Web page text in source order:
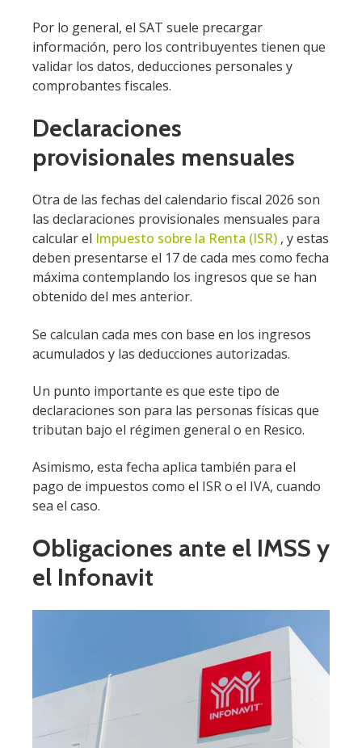
Por lo general, el SAT suele precargar
información, pero los contribuyentes tienen que
validar los datos, deducciones personales y
comprobantes fiscales.
Declaraciones
provisionales mensuales
Otra de las fechas del calendario fiscal 2026 son
las declaraciones provisionales mensuales para
calcular el Impuesto sobre la Renta (ISR) , y estas
deben presentarse el 17 de cada mes como fecha
máxima contemplando los ingresos que se han
obtenido del mes anterior.
Se calculan cada mes con base en los ingresos
acumulados y las deducciones autorizadas.
Un punto importante es que este tipo de
declaraciones son para las personas físicas que
tributan bajo el régimen general o en Resico.
Asimismo, esta fecha aplica también para el
pago de impuestos como el ISR o el IVA, cuando
sea el caso.
Obligaciones ante el IMSS y
el Infonavit